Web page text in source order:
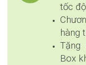
tốc
hàng
Box